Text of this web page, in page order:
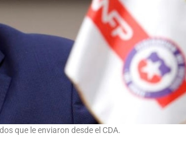
que le enviaron desde el CDA.